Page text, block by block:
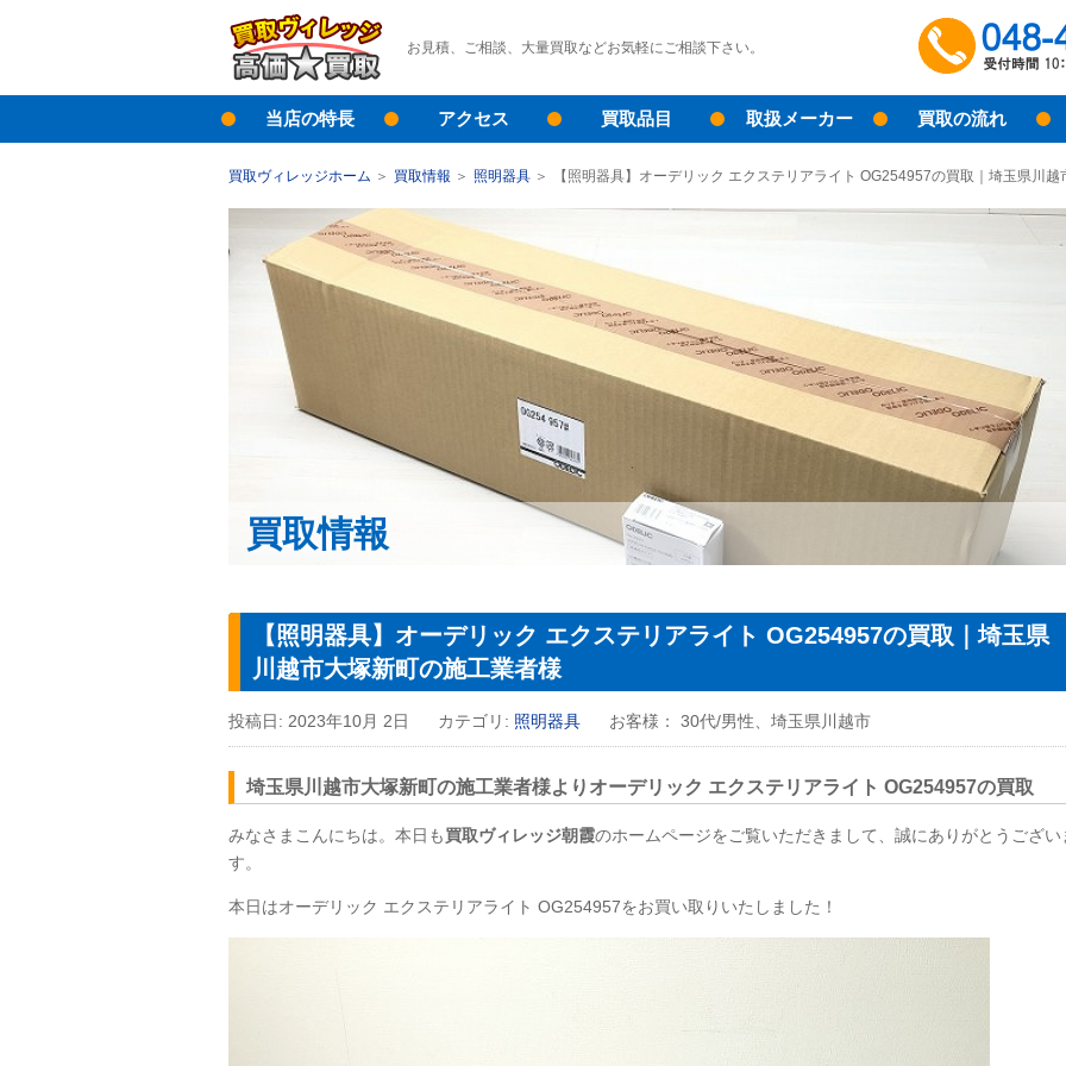
お見積、ご相談、大量買取などお気軽にご相談下さい。
当店の特長 アクセス 買取品目 取扱メーカー 買取の流れ
買取ヴィレッジホーム 買取情報 照明器具 【照明器具】オーデリック エクステリアライト OG254957の買取｜埼玉県川
買取情報
【照明器具】オーデリック エクステリアライト OG254957の買取｜埼玉県
川越市大塚新町の施工業者様
投稿日: 2023年10月 2日 カテゴリ: 照明器具 お客様： 30代/男性、埼玉県川越市
埼玉県川越市大塚新町の施工業者様よりオーデリック エクステリアライト OG254957の買取
みなさまこんにちは。本日も買取ヴィレッジ朝霞のホームページをご覧いただきまして、誠にありがとうござい
す。
本日はオーデリック エクステリアライト OG254957をお買い取りいたしました！